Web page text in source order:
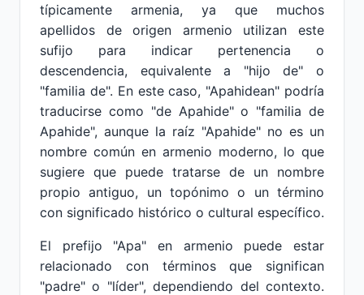
típicamente armenia, ya que muchos
apellidos de origen armenio utilizan este
sufijo para indicar pertenencia o
descendencia, equivalente a "hijo de" o
"familia de". En este caso, "Apahidean" podría
traducirse como "de Apahide" o "familia de
Apahide", aunque la raíz "Apahide" no es un
nombre común en armenio moderno, lo que
sugiere que puede tratarse de un nombre
propio antiguo, un topónimo o un término
con significado histórico o cultural específico.
El prefijo "Apa" en armenio puede estar
relacionado con términos que significan
"padre" o "líder", dependiendo del contexto.